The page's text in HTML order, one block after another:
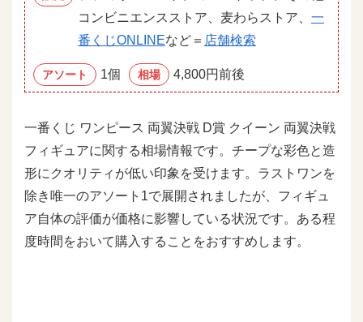
コンビニエンスストア、麦わらストア、 一
番くじONLINEなど＝ 店舗検索
アソート 1個 相場 4,800円前後
一番くじ ワンピース 両翼決戦 D賞 クイーン 両翼決戦
フィギュアに関する相場情報です。チープな彩色と造
形にクオリティが低い印象を受けます。ラストワンを
除き唯一のアソート1で展開されましたが、フィギュ
ア自体の評価が価格に影響している状況です。ある程
度時間をおいて購入することをおすすめします。